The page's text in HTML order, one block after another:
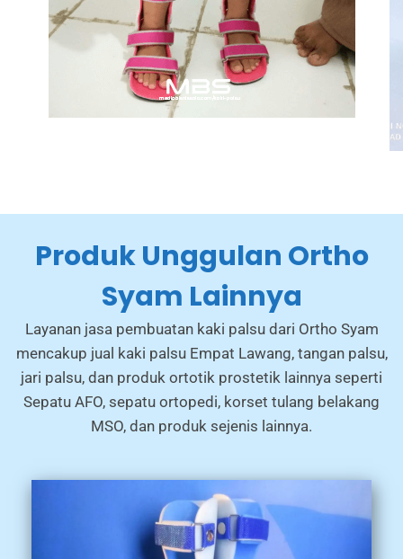
Produk Unggulan Ortho
Syam Lainnya
Layanan jasa pembuatan kaki palsu dari Ortho Syam
mencakup jual kaki palsu Empat Lawang, tangan palsu,
jari palsu, dan produk ortotik prostetik lainnya seperti
Sepatu AFO, sepatu ortopedi, korset tulang belakang
MSO, dan produk sejenis lainnya.